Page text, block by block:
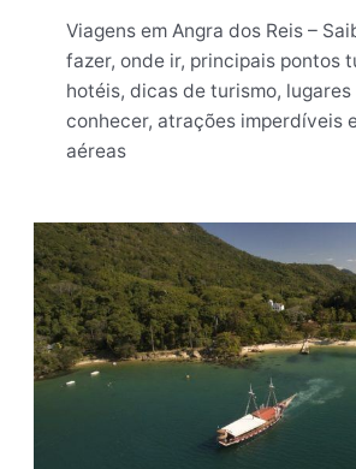
Viagens em Angra dos Reis –
fazer, onde ir, principais pontos
hotéis, dicas de turismo, lugares
conhecer, atrações imperdíveis
aéreas